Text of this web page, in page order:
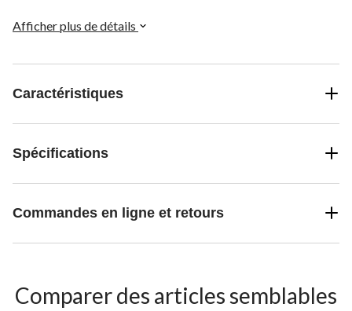
Afficher plus de détails
Caractéristiques
Spécifications
Commandes en ligne et retours
Comparer des articles semblables